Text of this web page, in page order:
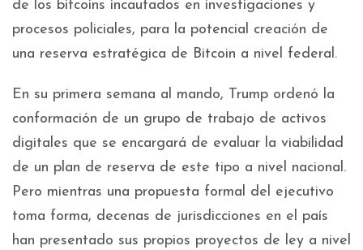
de los bitcoins incautados en investigaciones y
procesos policiales, para la potencial creación de
una reserva estratégica de Bitcoin a nivel federal.
En su primera semana al mando, Trump ordenó la
conformación de un grupo de trabajo de activos
digitales que se encargará de evaluar la viabilidad
de un plan de reserva de este tipo a nivel nacional.
Pero mientras una propuesta formal del ejecutivo
toma forma, decenas de jurisdicciones en el país
han presentado sus propios proyectos de ley a nivel